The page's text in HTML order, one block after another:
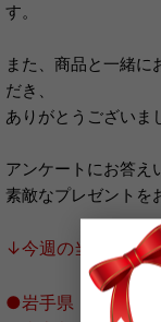
す。
また、商品と一緒に
だき、
ありがとうございま
アンケートにお答え
素敵なプレゼントを
↓今週の当選者は
●岩手県 及川様